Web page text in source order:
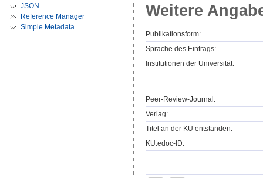
JSON
Reference Manager
Simple Metadata
Weitere
Publikationsform:
Sprache des Eintrags:
Institutionen der Universität:
Peer-Review-Journal:
Verlag:
Titel an der KU entstanden:
KU.edoc-ID: